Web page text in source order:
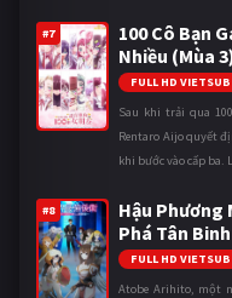
#7
100 Cô Bạn
Nhiều (Mùa
FULL HD VIETSUB
Sau khi trải qua
Rentaro Aijo quyết
khi bước vào cấp ba.
#8
Hậu Phương
Phá Tân
FULL HD VIETSUB
Atobe Arihito, một